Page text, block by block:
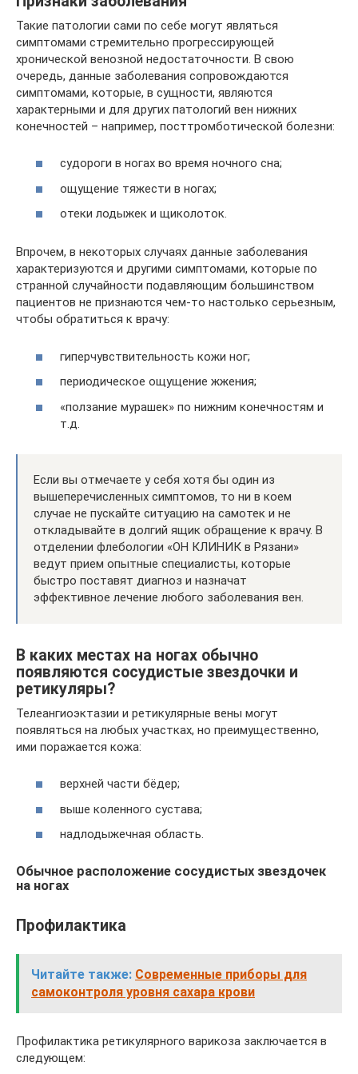
Такие патологии сами по себе могут являться
симптомами стремительно прогрессирующей
хронической венозной недостаточности. В свою
очередь, данные заболевания сопровождаются
симптомами, которые, в сущности, являются
характерными и для других патологий вен нижних
конечностей – например, посттромботической болезни:
судороги в ногах во время ночного сна;
ощущение тяжести в ногах;
отеки лодыжек и щиколоток.
Впрочем, в некоторых случаях данные заболевания
характеризуются и другими симптомами, которые по
странной случайности подавляющим большинством
пациентов не признаются чем-то настолько серьезным,
чтобы обратиться к врачу:
гиперчувствительность кожи ног;
периодическое ощущение жжения;
«ползание мурашек» по нижним конечностям и
т.д.
Если вы отмечаете у себя хотя бы один из
вышеперечисленных симптомов, то ни в коем
случае не пускайте ситуацию на самотек и не
откладывайте в долгий ящик обращение к врачу. В
отделении флебологии «ОН КЛИНИК в Рязани»
ведут прием опытные специалисты, которые
быстро поставят диагноз и назначат
эффективное лечение любого заболевания вен.
В каких местах на ногах обычно
появляются сосудистые звездочки и
ретикуляры?
Телеангиоэктазии и ретикулярные вены могут
появляться на любых участках, но преимущественно,
ими поражается кожа:
верхней части бёдер;
выше коленного сустава;
надлодыжечная область.
Обычное расположение сосудистых звездочек
на ногах
Профилактика
Читайте также: Современные приборы для
самоконтроля уровня сахара крови
Профилактика ретикулярного варикоза заключается в
следующем: